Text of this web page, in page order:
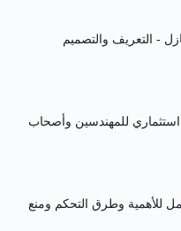
- التعريف والتصميم
المربع 2026: دليل استثماري للمهندسين وأصحاب
للأهمية وطرق التحكم ومنع